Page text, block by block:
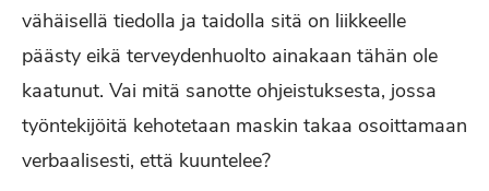
vähäisellä tiedolla ja taidolla sitä on liikkeelle
päästy eikä terveydenhuolto ainakaan tähän ole
kaatunut. Vai mitä sanotte ohjeistuksesta, jossa
työntekijöitä kehotetaan maskin takaa osoittamaan
verbaalisesti, että kuuntelee?